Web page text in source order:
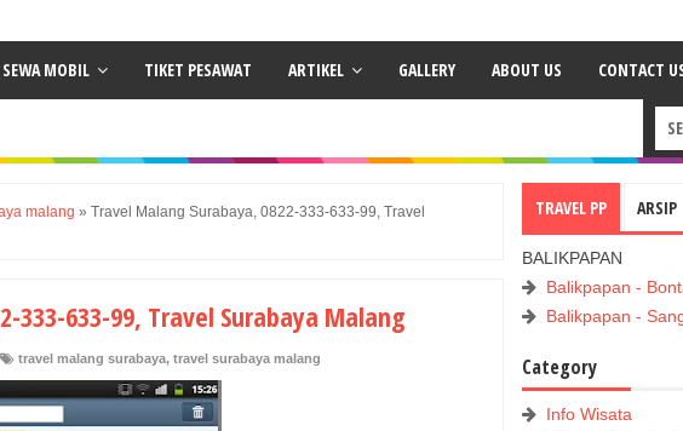
SEWA MOBIL TIKET PESAWAT ARTIKEL GALLERY ABOUT US CONTACT
malang » Travel Malang Surabaya, 0822-333-633-99, Travel
333-633-99, Travel Surabaya Malang
travel malang surabaya, travel surabaya malang
TRAVEL PP ARSIP
BALIKPAPAN
Balikpapan -
Balikpapan -
Category
Info Wisata